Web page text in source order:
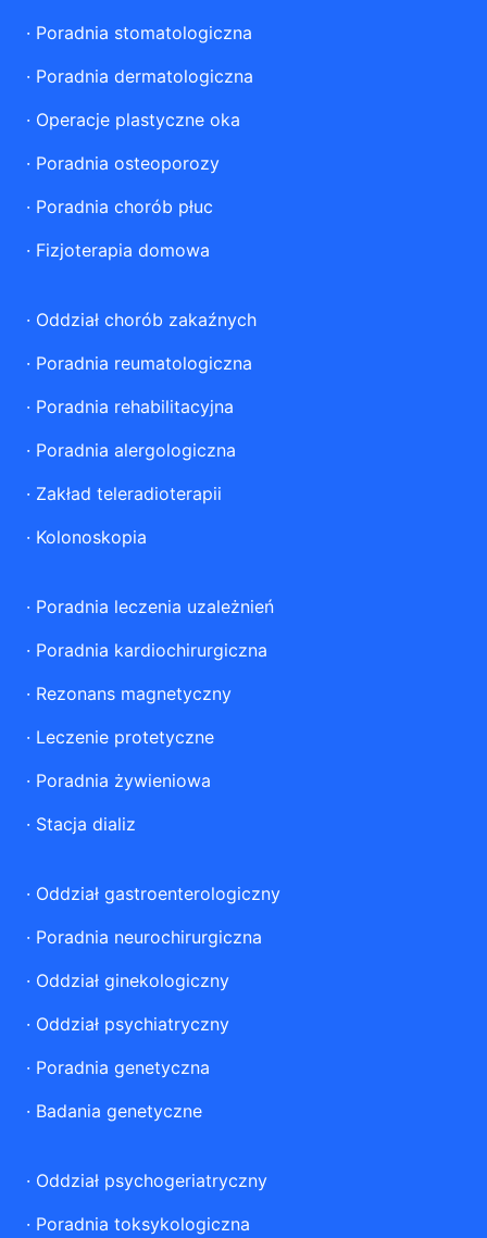
· Poradnia stomatologiczna
· Poradnia dermatologiczna
· Operacje plastyczne oka
· Poradnia osteoporozy
· Poradnia chorób płuc
· Fizjoterapia domowa
· Oddział chorób zakaźnych
· Poradnia reumatologiczna
· Poradnia rehabilitacyjna
· Poradnia alergologiczna
· Zakład teleradioterapii
· Kolonoskopia
· Poradnia leczenia uzależnień
· Poradnia kardiochirurgiczna
· Rezonans magnetyczny
· Leczenie protetyczne
· Poradnia żywieniowa
· Stacja dializ
· Oddział gastroenterologiczny
· Poradnia neurochirurgiczna
· Oddział ginekologiczny
· Oddział psychiatryczny
· Poradnia genetyczna
· Badania genetyczne
· Oddział psychogeriatryczny
· Poradnia toksykologiczna